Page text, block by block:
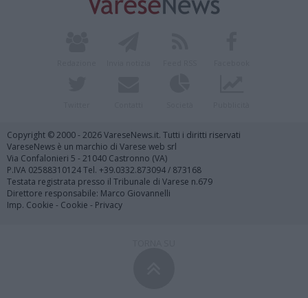
Copyright © 2000 - 2026 VareseNews.it. Tutti i diritti riservati
VareseNews è un marchio di Varese web srl
Via Confalonieri 5 - 21040 Castronno (VA)
P.IVA 02588310124 Tel. +39.0332.873094 / 873168
Testata registrata presso il Tribunale di Varese n.679
Direttore responsabile: Marco Giovannelli
Imp. Cookie - Cookie - Privacy